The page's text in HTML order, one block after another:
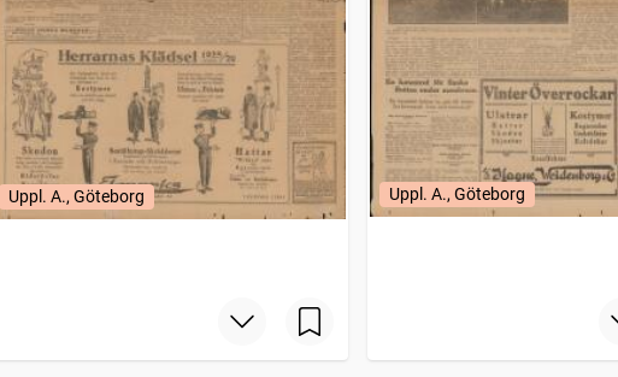
Uppl. A., Göteborg Uppl. A., Göteborg